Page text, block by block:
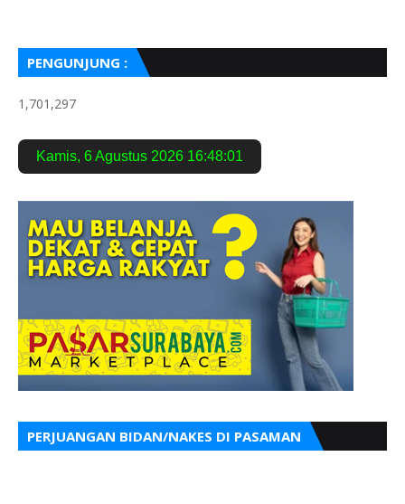
PENGUNJUNG :
1,701,297
Kamis, 6 Agustus 2026 16:48:02
PERJUANGAN BIDAN/NAKES DI PASAMAN